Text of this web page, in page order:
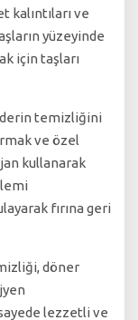
kalıntıları ve
yüzeyinde
için taşları
derin temizliğini
ve özel
kullanarak
fırına geri
döner
lezzetli ve